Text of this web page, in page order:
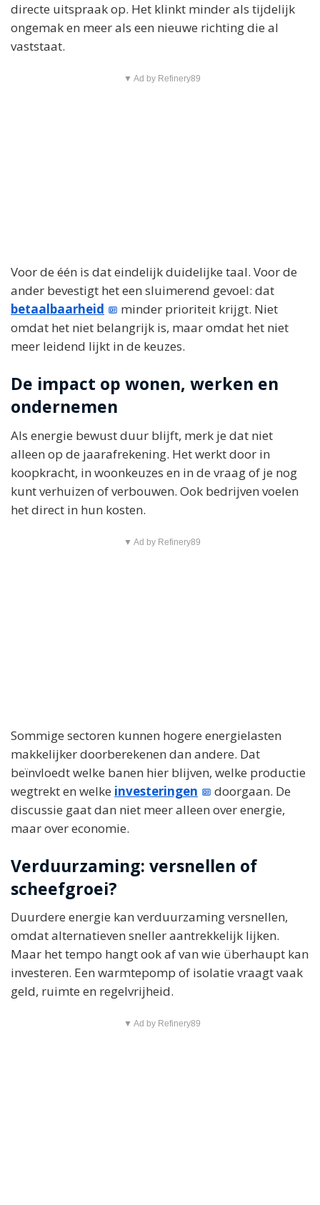
directe uitspraak op. Het klinkt minder als tijdelijk
ongemak en meer als een nieuwe richting die al
vaststaat.
▼ Ad by Refinery89
Voor de één is dat eindelijk duidelijke taal. Voor de
ander bevestigt het een sluimerend gevoel: dat
betaalbaarheid
minder prioriteit krijgt. Niet
omdat het niet belangrijk is, maar omdat het niet
meer leidend lijkt in de keuzes.
De impact op wonen, werken en
ondernemen
Als energie bewust duur blijft, merk je dat niet
alleen op de jaarafrekening. Het werkt door in
koopkracht, in woonkeuzes en in de vraag of je nog
kunt verhuizen of verbouwen. Ook bedrijven voelen
het direct in hun kosten.
▼ Ad by Refinery89
Sommige sectoren kunnen hogere energielasten
makkelijker doorberekenen dan andere. Dat
beïnvloedt welke banen hier blijven, welke productie
wegtrekt en welke investeringen
doorgaan. De
discussie gaat dan niet meer alleen over energie,
maar over economie.
Verduurzaming: versnellen of
scheefgroei?
Duurdere energie kan verduurzaming versnellen,
omdat alternatieven sneller aantrekkelijk lijken.
Maar het tempo hangt ook af van wie überhaupt kan
investeren. Een warmtepomp of isolatie vraagt vaak
geld, ruimte en regelvrijheid.
▼ Ad by Refinery89